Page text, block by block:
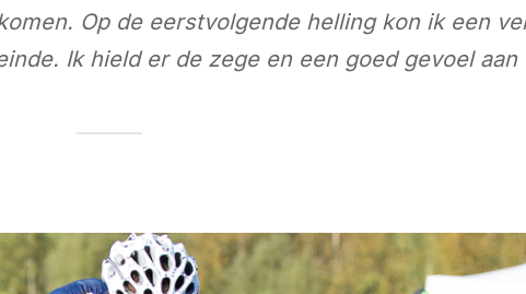
Op de eerstvolgende helling kon ik een
inde. Ik hield er de zege en een goed gevoel aan